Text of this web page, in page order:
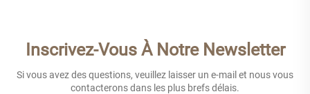
Inscrivez-Vous À Notre Newsletter
Si vous avez des questions, veuillez laisser un e-mail et nous vous
contacterons dans les plus brefs délais.